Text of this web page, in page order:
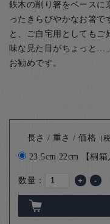
鉄木の削り箸をベースに
ったきらびやかなお箸で
と、ご自宅用としても
味な見た目がちょっと…
お勧めです。
長さ / 重さ / 価格 （
23.5cm 22cm 【桐
数量： + -